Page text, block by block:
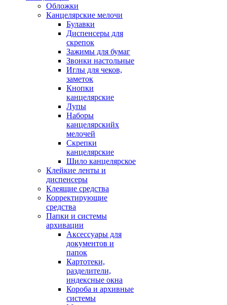
Обложки
Канцелярские мелочи
Булавки
Диспенсеры для
скрепок
Зажимы для бумаг
Звонки настольные
Иглы для чеков,
заметок
Кнопки
канцелярские
Лупы
Наборы
канцелярскийх
мелочей
Скрепки
канцелярские
Шило канцелярское
Клейкие ленты и
диспенсеры
Клеящие средства
Корректирующие
средства
Папки и системы
архивации
Аксессуары для
документов и
папок
Картотеки,
разделители,
индексные окна
Короба и архивные
системы